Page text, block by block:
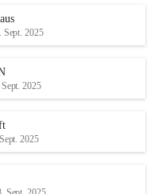
Sept. 2025
2025
2025